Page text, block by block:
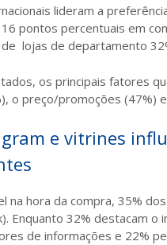
lideram a
pontos percentuais em
lojas de departamento
os principais fatores
o preço/promoções (47%)
e vitrines
na hora da compra, 35%
Enquanto 32% destacam o
de informações e 22%